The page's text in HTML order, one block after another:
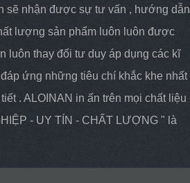
sẽ nhận được sự tư vấn , hướng dẫn
lượng sản phẩm luôn luôn được
luôn thay đổi tư duy áp dụng các kĩ
ứng những tiêu chí khắc khe nhất
. ALOINAN in ấn trên mọi chất liệu
- UY TÍN - CHẤT LƯỢNG " là